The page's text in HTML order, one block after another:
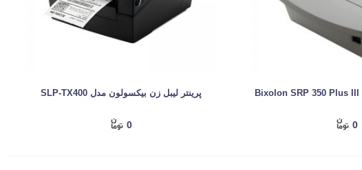
0
پرینتر لیبل زن بیکسولون مدل SLP-TX400
0